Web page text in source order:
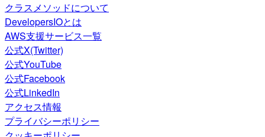
クラスメソッドについて
DevelopersIOとは
AWS支援サービス一覧
公式X(Twitter)
公式YouTube
公式Facebook
公式LinkedIn
アクセス情報
プライバシーポリシー